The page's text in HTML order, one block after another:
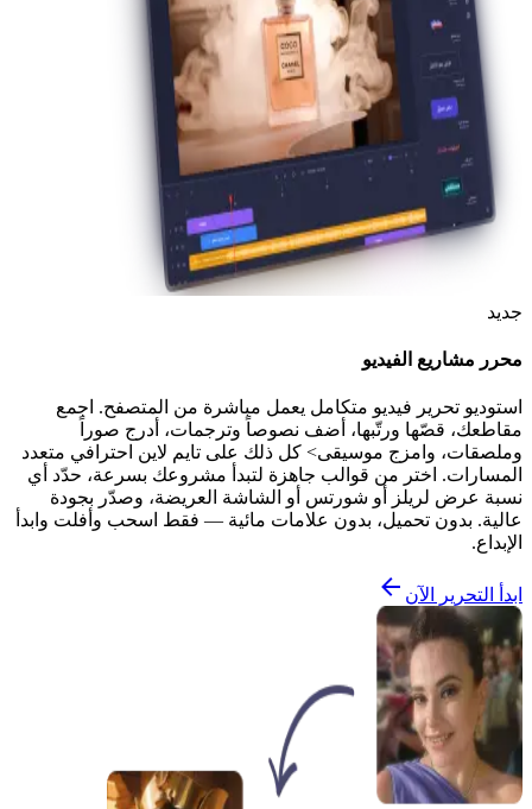
جديد
محرر مشاريع الفيديو
استوديو تحرير فيديو متكامل يعمل مباشرة من المتصفح. اجمع
مقاطعك، قصّها ورتّبها، أضف نصوصاً وترجمات، أدرج صوراً
وملصقات، وامزج موسيقى> كل ذلك على تايم لاين احترافي متعدد
المسارات. اختر من قوالب جاهزة لتبدأ مشروعك بسرعة، حدّد أي
نسبة عرض لريلز أو شورتس أو الشاشة العريضة، وصدّر بجودة
عالية. بدون تحميل، بدون علامات مائية — فقط اسحب وأفلت وابدأ
الإبداع.
ابدأ التحرير الآن